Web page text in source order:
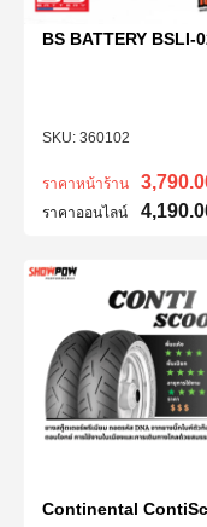
360102
BS BATTERY BSLI-
ราคาหน้าร้าน
ราคาออนไลน์
Continental